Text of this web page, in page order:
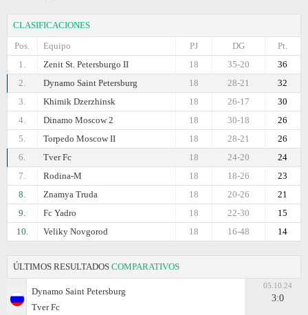
CLASIFICACIONES
Pos.
Equipo Pt.
DG
PJ
1.
Zenit St. Petersburgo II 36
35-20
18
2.
Dynamo Saint Petersburg 32
28-21
18
3.
Khimik Dzerzhinsk 30
26-17
18
4.
Dinamo Moscow 2 26
30-18
18
5.
Torpedo Moscow II 26
28-21
18
6.
Tver Fc 24
24-20
18
7.
Rodina-M 23
18-26
18
8.
Znamya Truda 21
20-26
18
9.
Fc Yadro 15
22-30
18
10.
Veliky Novgorod 14
16-48
18
ÚLTIMOS RESULTADOS COMPARATIVOS
Dynamo Saint Petersburg
Tver Fc
05.10.24
3:0